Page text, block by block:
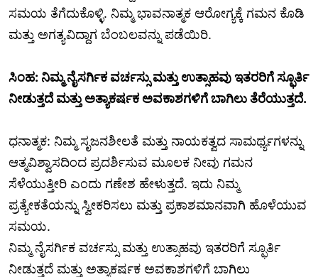
ಸಮಯ ತೆಗೆದುಕೊಳ್ಳಿ. ನಿಮ್ಮ ಭಾವನಾತ್ಮಕ ಆರೋಗ್ಯಕ್ಕೆ ಗಮನ ಕೊಡಿ
ಮತ್ತು ಅಗತ್ಯವಿದ್ದಾಗ ಬೆಂಬಲವನ್ನು ಪಡೆಯಿರಿ.
ಸಿಂಹ: ನಿಮ್ಮ ನೈಸರ್ಗಿಕ ವರ್ಚಸ್ಸು ಮತ್ತು ಉತ್ಸಾಹವು ಇತರರಿಗೆ ಸ್ಫೂರ್ತಿ
ನೀಡುತ್ತದೆ ಮತ್ತು ಅತ್ಯಾಕರ್ಷಕ ಅವಕಾಶಗಳಿಗೆ ಬಾಗಿಲು ತೆರೆಯುತ್ತದೆ.
ಧನಾತ್ಮಕ: ನಿಮ್ಮ ಸೃಜನಶೀಲತೆ ಮತ್ತು ನಾಯಕತ್ವದ ಸಾಮರ್ಥ್ಯಗಳನ್ನು
ಆತ್ಮವಿಶ್ವಾಸದಿಂದ ಪ್ರದರ್ಶಿಸುವ ಮೂಲಕ ನೀವು ಗಮನ
ಸೆಳೆಯುತ್ತೀರಿ ಎಂದು ಗಣೇಶ ಹೇಳುತ್ತದೆ. ಇದು ನಿಮ್ಮ
ಪ್ರತ್ಯೇಕತೆಯನ್ನು ಸ್ವೀಕರಿಸಲು ಮತ್ತು ಪ್ರಕಾಶಮಾನವಾಗಿ ಹೊಳೆಯುವ
ಸಮಯ.
ನಿಮ್ಮ ನೈಸರ್ಗಿಕ ವರ್ಚಸ್ಸು ಮತ್ತು ಉತ್ಸಾಹವು ಇತರರಿಗೆ ಸ್ಫೂರ್ತಿ
ನೀಡುತ್ತದೆ ಮತ್ತು ಅತ್ಯಾಕರ್ಷಕ ಅವಕಾಶಗಳಿಗೆ ಬಾಗಿಲು